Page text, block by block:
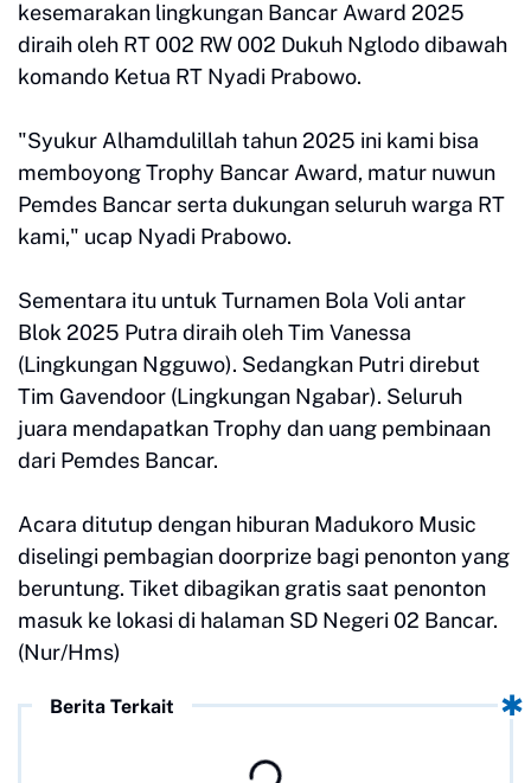
kesemarakan lingkungan Bancar Award 2025
diraih oleh RT 002 RW 002 Dukuh Nglodo dibawah
komando Ketua RT Nyadi Prabowo.
"Syukur Alhamdulillah tahun 2025 ini kami bisa
memboyong Trophy Bancar Award, matur nuwun
Pemdes Bancar serta dukungan seluruh warga RT
kami," ucap Nyadi Prabowo.
Sementara itu untuk Turnamen Bola Voli antar
Blok 2025 Putra diraih oleh Tim Vanessa
(Lingkungan Ngguwo). Sedangkan Putri direbut
Tim Gavendoor (Lingkungan Ngabar). Seluruh
juara mendapatkan Trophy dan uang pembinaan
dari Pemdes Bancar.
Acara ditutup dengan hiburan Madukoro Music
diselingi pembagian doorprize bagi penonton yang
beruntung. Tiket dibagikan gratis saat penonton
masuk ke lokasi di halaman SD Negeri 02 Bancar.
(Nur/Hms)
Berita Terkait